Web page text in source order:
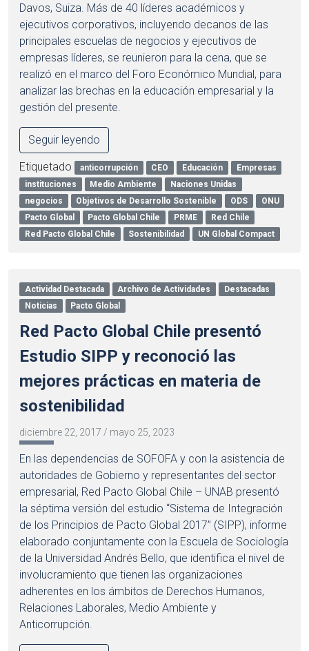
Davos, Suiza. Más de 40 líderes académicos y
ejecutivos corporativos, incluyendo decanos de las
principales escuelas de negocios y ejecutivos de
empresas líderes, se reunieron para la cena, que se
realizó en el marco del Foro Económico Mundial, para
analizar las brechas en la educación empresarial y la
gestión del presente.
Seguir leyendo
Etiquetado anticorrupción CEO Educación
Empresas
instituciones
Medio Ambiente
Naciones Unidas
negocios
Objetivos de Desarrollo Sostenible ODS
ONU
Pacto Global
Pacto Global Chile PRME
Red Chile
Red Pacto Global Chile
Sostenibilidad UN Global Compact
Actividad Destacada Archivo de Actividades
Destacadas
Noticias
Pacto Global
Red Pacto Global Chile presentó
Estudio SIPP y reconoció las
mejores prácticas en materia de
sostenibilidad
diciembre 22, 2017 / mayo 25, 2023
En las dependencias de SOFOFA y con la asistencia de
autoridades de Gobierno y representantes del sector
empresarial, Red Pacto Global Chile – UNAB presentó
la séptima versión del estudio “Sistema de Integración
de los Principios de Pacto Global 2017” (SIPP), informe
elaborado conjuntamente con la Escuela de Sociología
de la Universidad Andrés Bello, que identifica el nivel de
involucramiento que tienen las organizaciones
adherentes en los ámbitos de Derechos Humanos,
Relaciones Laborales, Medio Ambiente y
Anticorrupción.